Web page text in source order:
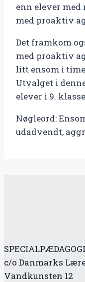
enn elever
med proaktiv
Det framkom
med proaktiv
litt ensom i
Utvalget i
elever i 9.
Nøgleord:
udadvendt,
c/o Danmarks
Vandkunsten 12